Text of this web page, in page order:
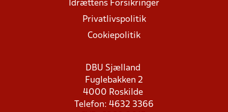
Idrættens Forsikringer
Privatlivspolitik
Cookiepolitik
DBU Sjælland
Fuglebakken 2
4000 Roskilde
Telefon: 4632 3366